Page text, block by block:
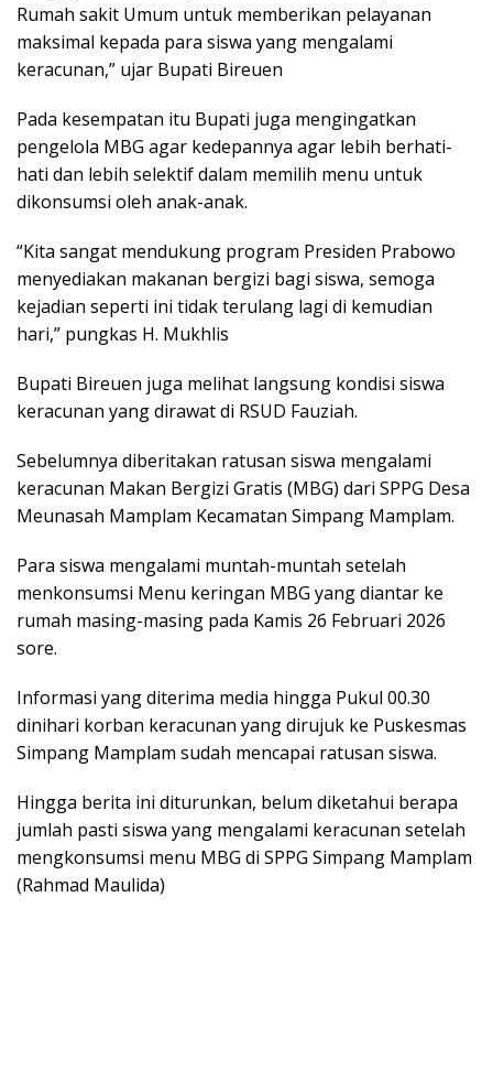
Rumah sakit Umum untuk memberikan pelayanan
maksimal kepada para siswa yang mengalami
keracunan,” ujar Bupati Bireuen
Pada kesempatan itu Bupati juga mengingatkan
pengelola MBG agar kedepannya agar lebih berhati-
hati dan lebih selektif dalam memilih menu untuk
dikonsumsi oleh anak-anak.
“Kita sangat mendukung program Presiden Prabowo
menyediakan makanan bergizi bagi siswa, semoga
kejadian seperti ini tidak terulang lagi di kemudian
hari,” pungkas H. Mukhlis
Bupati Bireuen juga melihat langsung kondisi siswa
keracunan yang dirawat di RSUD Fauziah.
Sebelumnya diberitakan ratusan siswa mengalami
keracunan Makan Bergizi Gratis (MBG) dari SPPG Desa
Meunasah Mamplam Kecamatan Simpang Mamplam.
Para siswa mengalami muntah-muntah setelah
menkonsumsi Menu keringan MBG yang diantar ke
rumah masing-masing pada Kamis 26 Februari 2026
sore.
Informasi yang diterima media hingga Pukul 00.30
dinihari korban keracunan yang dirujuk ke Puskesmas
Simpang Mamplam sudah mencapai ratusan siswa.
Hingga berita ini diturunkan, belum diketahui berapa
jumlah pasti siswa yang mengalami keracunan setelah
mengkonsumsi menu MBG di SPPG Simpang Mamplam
(Rahmad Maulida)